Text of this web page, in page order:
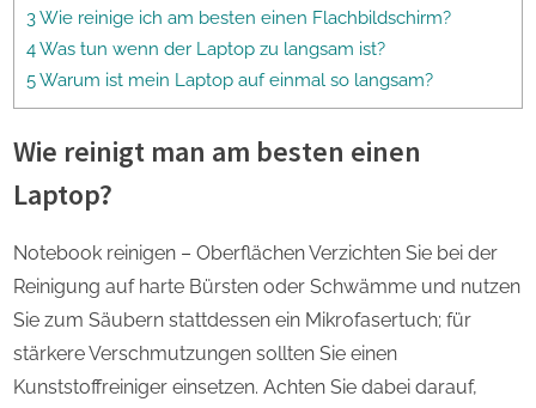
3 Wie reinige ich am besten einen Flachbildschirm?
4 Was tun wenn der Laptop zu langsam ist?
5 Warum ist mein Laptop auf einmal so langsam?
Wie reinigt man am besten einen
Laptop?
Notebook reinigen – Oberflächen Verzichten Sie bei der
Reinigung auf harte Bürsten oder Schwämme und nutzen
Sie zum Säubern stattdessen ein Mikrofasertuch; für
stärkere Verschmutzungen sollten Sie einen
Kunststoffreiniger einsetzen. Achten Sie dabei darauf,